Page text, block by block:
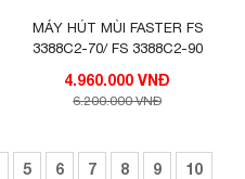
MÁY HÚT MÙI FASTER FS
3388C2-70/ FS 3388C2-90
4.960.000 VNĐ
6.200.000 VNĐ
5 6 7 8 9 10